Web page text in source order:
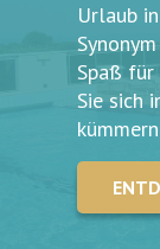
Urlaub
Spaß für
Sie sich